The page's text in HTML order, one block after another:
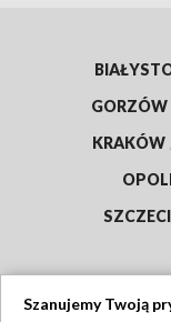
GORZÓW
KRAKÓW
Szanujemy Twoją